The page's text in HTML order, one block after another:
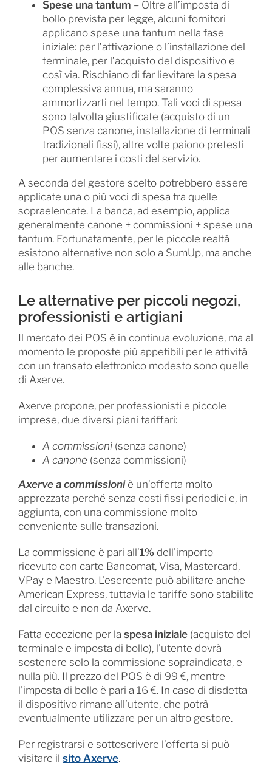
Spese una tantum – Oltre all’imposta di
bollo prevista per legge, alcuni fornitori
applicano spese una tantum nella fase
iniziale: per l’attivazione o l’installazione del
terminale, per l’acquisto del dispositivo e
così via. Rischiano di far lievitare la spesa
complessiva annua, ma saranno
ammortizzarti nel tempo. Tali voci di spesa
sono talvolta giustificate (acquisto di un
POS senza canone, installazione di terminali
tradizionali fissi), altre volte paiono pretesti
per aumentare i costi del servizio.
A seconda del gestore scelto potrebbero essere
applicate una o più voci di spesa tra quelle
sopraelencate. La banca, ad esempio, applica
generalmente canone + commissioni + spese una
tantum. Fortunatamente, per le piccole realtà
esistono alternative non solo a SumUp, ma anche
alle banche.
Le alternative per piccoli negozi,
professionisti e artigiani
Il mercato dei POS è in continua evoluzione, ma al
momento le proposte più appetibili per le attività
con un transato elettronico modesto sono quelle
di Axerve.
Axerve propone, per professionisti e piccole
imprese, due diversi piani tariffari:
A commissioni(senza canone)
A canone(senza commissioni)
Axerve a commissioniè un’offerta molto
apprezzata perché senza costi fissi periodici e, in
aggiunta, con una commissione molto
conveniente sulle transazioni.
La commissione è pari all’1% dell’importo
ricevuto con carte Bancomat, Visa, Mastercard,
VPay e Maestro. L’esercente può abilitare anche
American Express, tuttavia le tariffe sono stabilite
dal circuito e non da Axerve.
Fatta eccezione per la spesa iniziale(acquisto del
terminale e imposta di bollo), l’utente dovrà
sostenere solo la commissione sopraindicata, e
nulla più. Il prezzo del POS è di 99 €, mentre
l’imposta di bollo è pari a 16 €. In caso di disdetta
il dispositivo rimane all’utente, che potrà
eventualmente utilizzare per un altro gestore.
Per registrarsi e sottoscrivere l’offerta si può
visitare il sito Axerve.